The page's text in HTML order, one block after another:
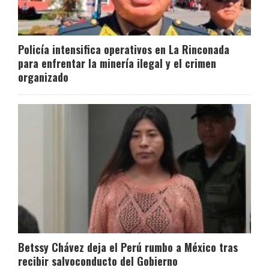
Policía intensifica operativos en La Rinconada
para enfrentar la minería ilegal y el crimen
organizado
Betssy Chávez deja el Perú rumbo a México tras
recibir salvoconducto del Gobierno